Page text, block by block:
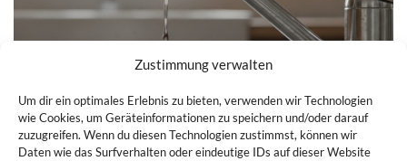
Zustimmung verwalten
Um dir ein optimales Erlebnis zu bieten, verwenden wir Technologien
wie Cookies, um Geräteinformationen zu speichern und/oder darauf
zuzugreifen. Wenn du diesen Technologien zustimmst, können wir
Daten wie das Surfverhalten oder eindeutige IDs auf dieser Website
WOHNEN & BAUEN